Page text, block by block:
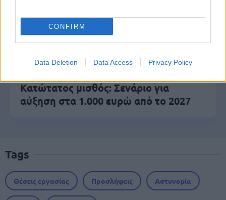
CONFIRM
Data Deletion Data Access Privacy Policy
ΔΥΠΑ: 1.000 προσλήψεις με μισθό έως
1.250€ - Πού θα κάνετε αίτηση
Κατώτατος μισθός: Σενάριο για
αύξηση στα 1.000 ευρώ από το 2027
Tags
Θέσεις εργασίας Προσλήψεις Αστυνομία